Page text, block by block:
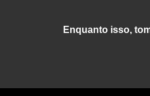
Enquanto isso,